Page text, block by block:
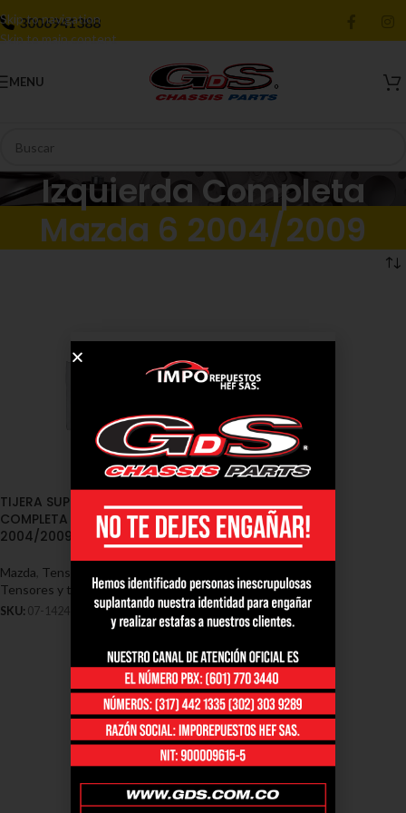
Skip to navigation
Skip to main content
3006941388
MENU
Izquierda Completa
Mazda 6 2004/2009
TIJERA SUPERIOR IZQUIERDA
COMPLETA MAZDA 6
2004/2009
Mazda Tensores y Tijeras - Mazda
Tensores y tijeras mazda 6
SKU: 07-1424